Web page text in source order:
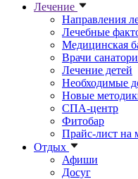
Лечение
Направления
Лечебные
Медицинская
Врачи
Лечение детей
Необходимые
Новые
СПА-центр
Фитобар
Прайс-лист на
Отдых
Афиши
Досуг